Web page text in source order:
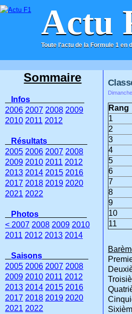
Actu
Toute l'actu de la Formule 1
ACCUEIL CONTACT
Rang
1
2
3
4
5
6
7
8
9
10
11
Sommaire
Infos
2006 2007 2008 2009
2010 2011 2012
Résultats
2005 2006 2007 2008
2009 2010 2011 2012
2013 2014 2015 2016
2017 2018 2019 2020
2021 2022
Photos
< 2007 2008 2009 2010
2011 2012 2013 2014
Saisons
2005 2006 2007 2008
2009 2010 2011 2012
2013 2014 2015 2016
2017 2018 2019 2020
2021 2022